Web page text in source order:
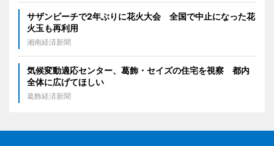
サザンビーチで2年ぶりに花火大会 全国で中止になった花
火玉も再利用
湘南経済新聞
気候変動適応センター、葛飾・セイズの住宅を視察 都内
全体に広げてほしい
葛飾経済新聞